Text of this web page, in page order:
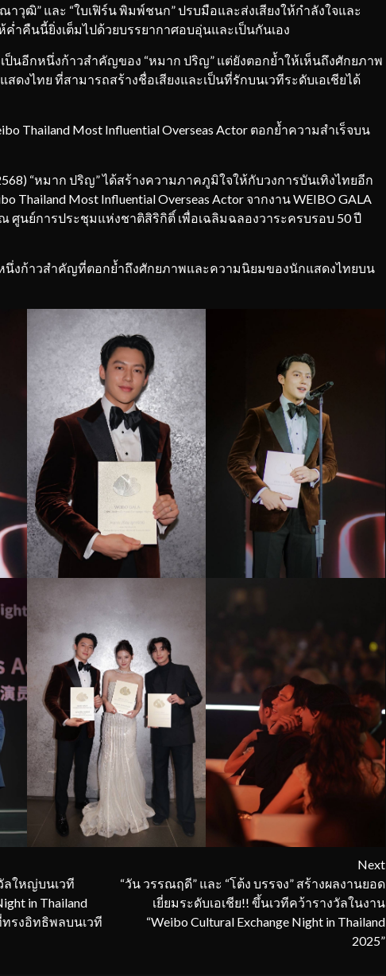
วุฒิ” และ “ใบเฟิร์น พิมพ์ชนก” ปรบมือและส่งเสียงให้กำลังใจและ
ำคืนนี้ยิ่งเต็มไปด้วยบรรยากาศอบอุ่นและเป็นกันเอง
ป็นอีกหนึ่งก้าวสำคัญของ “หมาก ปริญ” แต่ยังตอกย้ำให้เห็นถึงศักยภาพ
สดงไทย ที่สามารถสร้างชื่อเสียงและเป็นที่รักบนเวทีระดับเอเชียได้
Thailand Most Influential Overseas Actor ตอกย้ำความสำเร็จบน
“หมาก ปริญ” ได้สร้างความภาคภูมิใจให้กับวงการบันเทิงไทยอีก
Thailand Most Influential Overseas Actor จากงาน WEIBO GALA
ศูนย์การประชุมแห่งชาติสิริกิติ์ เพื่อเฉลิมฉลองวาระครบรอบ 50 ปี
นึ่งก้าวสำคัญที่ตอกย้ำถึงศักยภาพและความนิยมของนักแสดงไทยบน
ลใหญ่บนเวที
in Thailand
รงอิทธิพลบนเวที
Next
“วัน วรรณฤดี” และ “โต้ง บรรจง” สร้างผลงานยอด
เยี่ยมระดับเอเชีย!! ขึ้นเวทีคว้ารางวัลในงาน
“Weibo Cultural Exchange Night in Thailand
2025”